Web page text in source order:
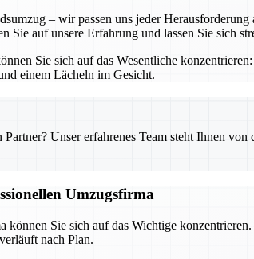
– wir passen uns jeder
Sie auf unsere Erfahrung und lassen Sie sich
Sie sich auf das Wesentliche
einem Lächeln im Gesicht.
Unser erfahrenes Team steht Ihnen
Umzugsfirma
Sie sich auf das Wichtige
nach Plan.